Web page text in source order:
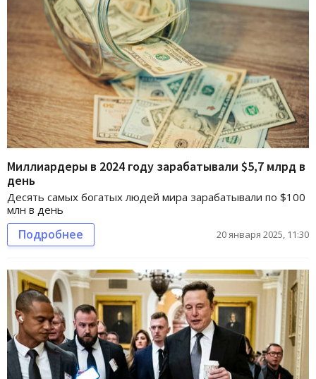
Миллиардеры в 2024 году зарабатывали $5,7 млрд в
день
Десять самых богатых людей мира зарабатывали по $100
млн в день
Подробнее 20 января 2025, 11:30